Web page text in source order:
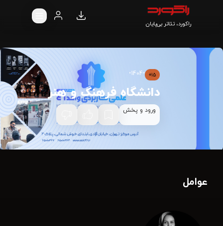
راکورد، تئاتر بی‌پایان
15+
•
1404
•
دانشگاه فرهنگ و هنر
ورود و پخش
عوامل